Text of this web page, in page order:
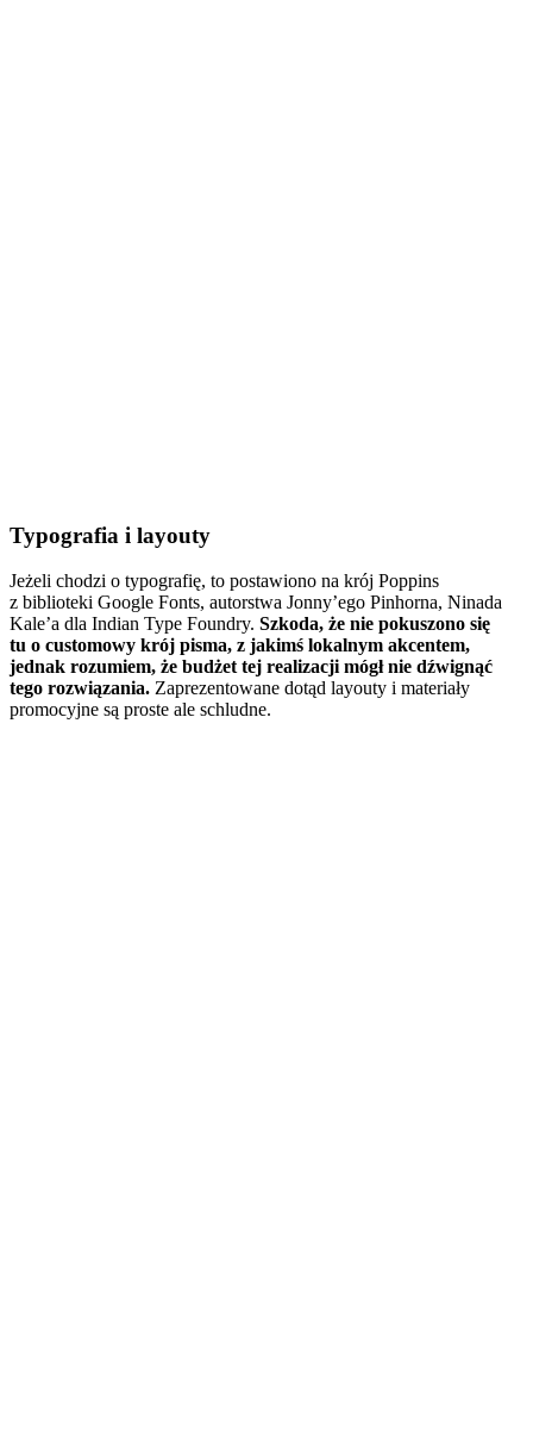
Typografia i layouty
Jeżeli chodzi o typografię, to postawiono na krój Poppins
z biblioteki Google Fonts, autorstwa Jonny’ego Pinhorna, Ninada
Kale’a dla Indian Type Foundry. Szkoda, że nie pokuszono się
tu o customowy krój pisma, z jakimś lokalnym akcentem,
jednak rozumiem, że budżet tej realizacji mógł nie dźwignąć
tego rozwiązania. Zaprezentowane dotąd layouty i materiały
promocyjne są proste ale schludne.